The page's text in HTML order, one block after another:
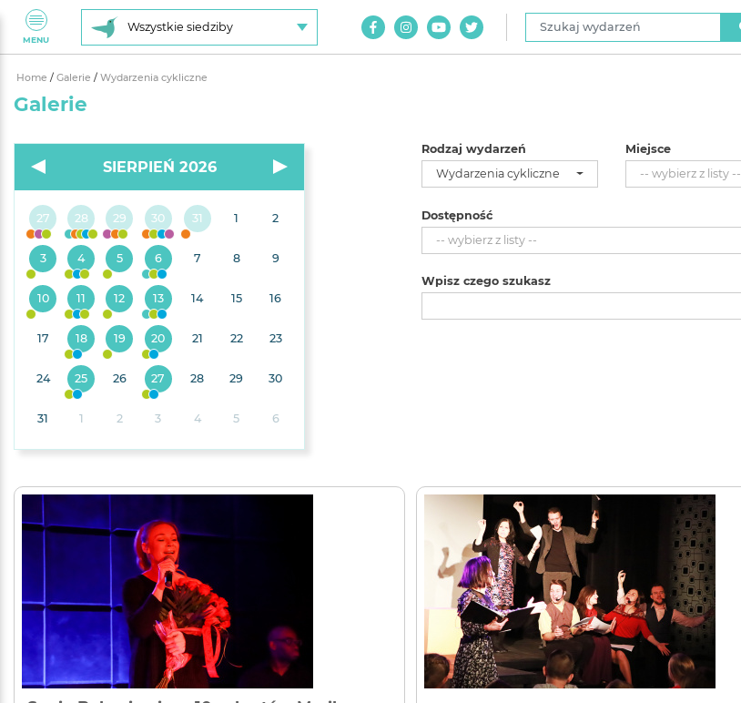
MENU
Wszystkie siedziby
Szukaj wydarzeń
Home / Galerie / Wydarzenia cykliczne
Galerie
SIERPIEŃ 2026
27 28 29 30 31 1 2
3 4 5 6 7 8 9
10 11 12 13 14 15 16
17 18 19 20 21 22 23
24 25 26 27 28 29 30
31 1 2 3 4 5 6
Rodzaj wydarzeń
Wydarzenia cykliczne
Miejsce
-- wybierz z listy --
Dostępność
-- wybierz z listy --
Wpisz czego szukasz